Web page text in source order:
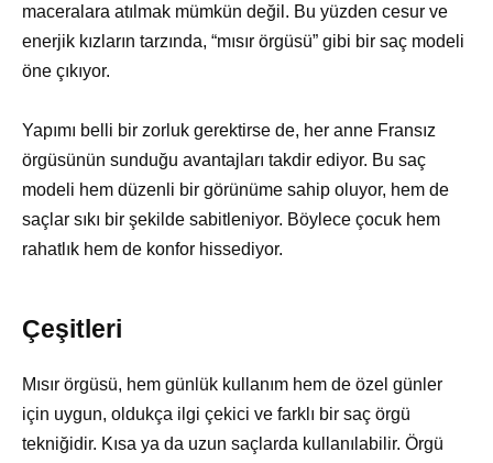
maceralara atılmak mümkün değil. Bu yüzden cesur ve
enerjik kızların tarzında, “mısır örgüsü” gibi bir saç modeli
öne çıkıyor.
Yapımı belli bir zorluk gerektirse de, her anne Fransız
örgüsünün sunduğu avantajları takdir ediyor. Bu saç
modeli hem düzenli bir görünüme sahip oluyor, hem de
saçlar sıkı bir şekilde sabitleniyor. Böylece çocuk hem
rahatlık hem de konfor hissediyor.
Çeşitleri
Mısır örgüsü, hem günlük kullanım hem de özel günler
için uygun, oldukça ilgi çekici ve farklı bir saç örgü
tekniğidir. Kısa ya da uzun saçlarda kullanılabilir. Örgü